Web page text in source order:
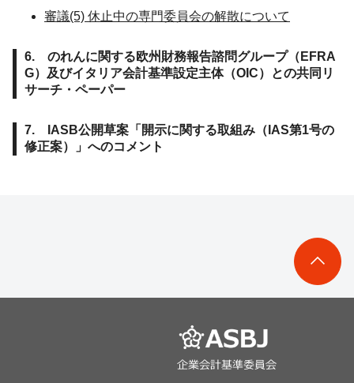
審議(5) 休止中の専門委員会の解散について
6. のれんに関する欧州財務報告諮問グループ（EFRA
G）及びイタリア会計基準設定主体（OIC）との共同リ
サーチ・ペーパー
7. IASB公開草案「開示に関する取組み（IAS第1号の
修正案）」へのコメント